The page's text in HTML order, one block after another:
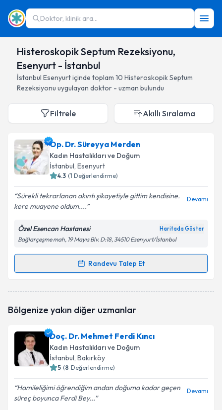
Doktor, klinik ara...
Histeroskopik Septum Rezeksiyonu,
Esenyurt - İstanbul
İstanbul Esenyurtiçinde toplam 10 Histeroskopik Septum
Rezeksiyonu uygulayan doktor - uzman bulundu
Filtrele Akıllı Sıralama
Op. Dr. Süreyya Merden
Kadın Hastalıkları ve Doğum
İstanbul, Esenyurt
4.3 (1 Değerlendirme)
Sürekli tekrarlanan akıntı şikayetiyle gittim kendisine.
kere muayene oldum....
Devamı
Özel Esencan Hastanesi Haritada Göster
Bağlarçeşme mah, 19 Mayıs Blv. D:18, 34510 Esenyurt/İstanbul
Randevu Talep Et
Randevu Takvimi Talebi
oluşturun. Size bu uzmandan randevu almanız için bir
E-posta Adresiniz
Kişisel verilerimin işlenmesine ilişkinAydınlatma
Metni'ni okudum ve kişisel verilerimin belirtilen
Bölgenize yakın diğer uzmanlar
Doç. Dr. Mehmet Ferdi Kıncı
Kadın Hastalıkları ve Doğum
İstanbul, Bakırköy
5 (8 Değerlendirme)
Hamileliğimi öğrendiğim andan doğuma kadar geçen
süreç boyunca Ferdi Bey...
Devamı